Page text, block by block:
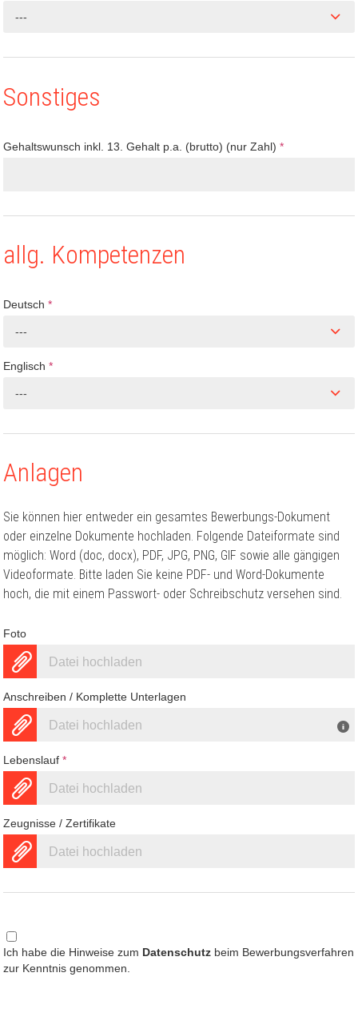
---
Sonstiges
Gehaltswunsch inkl. 13. Gehalt p.a. (brutto) (nur Zahl)*
allg. Kompetenzen
Deutsch*
---
Englisch*
---
Anlagen
Sie können hier entweder ein gesamtes Bewerbungs-Dokument
oder einzelne Dokumente hochladen. Folgende Dateiformate sind
möglich: Word (doc, docx), PDF, JPG, PNG, GIF sowie alle gängigen
Videoformate. Bitte laden Sie keine PDF- und Word-Dokumente
hoch, die mit einem Passwort- oder Schreibschutz versehen sind.
Foto
Datei hochladen
Anschreiben / Komplette Unterlagen
Datei hochladen
Lebenslauf*
Datei hochladen
Zeugnisse / Zertifikate
Datei hochladen
Ich habe die Hinweise zum Datenschutz beim Bewerbungsverfahren
zur Kenntnis genommen.